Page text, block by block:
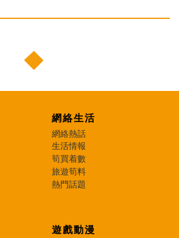
網絡生活
網絡熱話
生活情報
筍買着數
旅遊筍料
熱門話題
遊戲動漫